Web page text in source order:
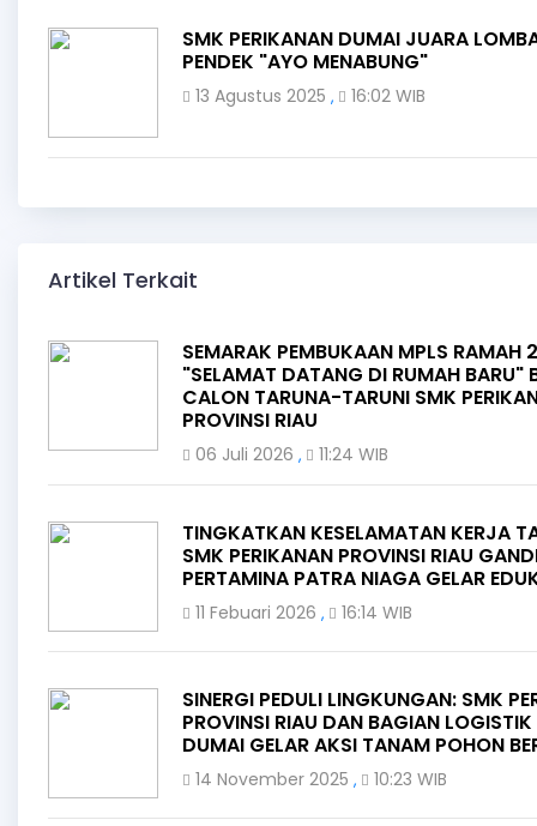
SMK PERIKANAN DUMAI JUARA
PENDEK "AYO MENABUNG"
13 Agustus 2025 , 16:02 WIB
Artikel Terkait
SEMARAK PEMBUKAAN MPLS RAMAH
"SELAMAT DATANG DI RUMAH BARU"
CALON TARUNA-TARUNI SMK
PROVINSI RIAU
06 Juli 2026 , 11:24 WIB
TINGKATKAN KESELAMATAN KERJA
SMK PERIKANAN PROVINSI RIAU
PERTAMINA PATRA NIAGA GELAR
11 Febuari 2026 , 16:14 WIB
SINERGI PEDULI LINGKUNGAN: SMK
PROVINSI RIAU DAN BAGIAN LOGISTIK
DUMAI GELAR AKSI TANAM POHON
14 November 2025 , 10:23 WIB